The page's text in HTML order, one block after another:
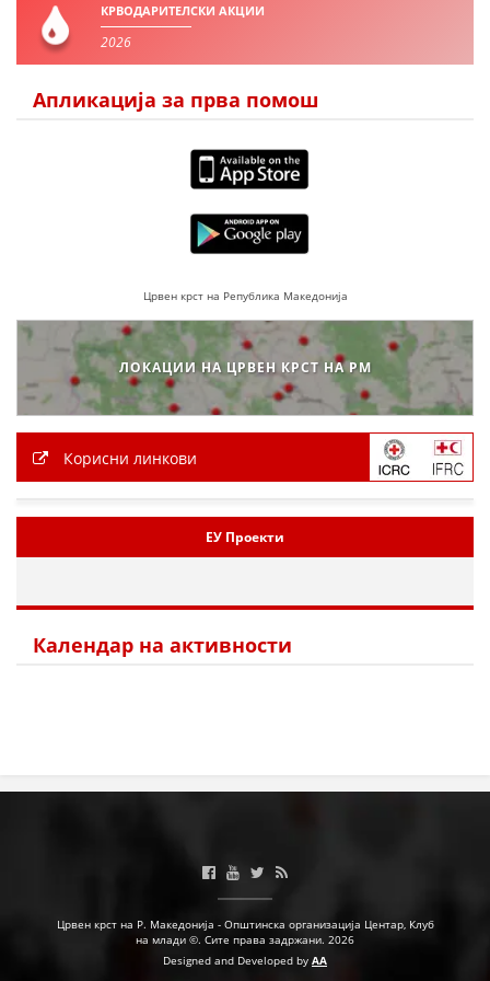
КРВОДАРИТЕЛСКИ АКЦИИ
2026
Апликација за прва помош
Црвен крст на Република Македонија
ЛОКАЦИИ НА ЦРВЕН КРСТ НА РМ
Корисни линкови
ЕУ Проекти
Календар на активности
Црвен крст на Р. Македонија - Општинска организација Центар, Клуб
на млади ©. Сите права задржани. 2026
Designed and Developed by AA